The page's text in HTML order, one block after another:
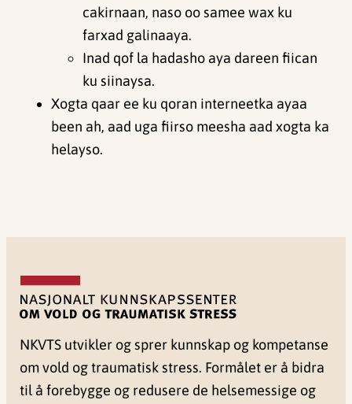
cakirnaan, naso oo samee wax ku
farxad galinaaya.
Inad qof la hadasho aya dareen fiican
ku siinaysa.
Xogta qaar ee ku qoran interneetka ayaa
been ah, aad uga fiirso meesha aad xogta ka
helayso.
NKVTS utvikler og sprer kunnskap og kompetanse
om vold og traumatisk stress. Formålet er å bidra
til å forebygge og redusere de helsemessige og